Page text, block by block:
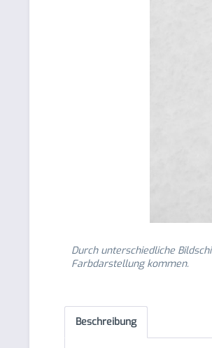
Durch unterschiedliche
Farbdarstellung kommen.
Beschreibung